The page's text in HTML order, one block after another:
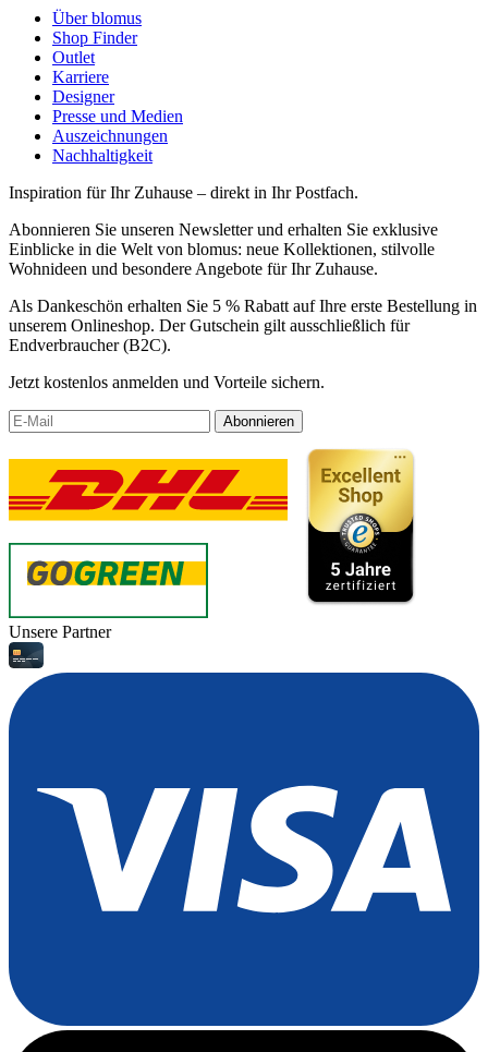
Über blomus
Shop Finder
Outlet
Karriere
Designer
Presse und Medien
Auszeichnungen
Nachhaltigkeit
Inspiration für Ihr Zuhause – direkt in Ihr Postfach.
Abonnieren Sie unseren Newsletter und erhalten Sie exklusive
Einblicke in die Welt von blomus: neue Kollektionen, stilvolle
Wohnideen und besondere Angebote für Ihr Zuhause.
Als Dankeschön erhalten Sie 5 % Rabatt auf Ihre erste Bestellung in
unserem Onlineshop. Der Gutschein gilt ausschließlich für
Endverbraucher (B2C).
Jetzt kostenlos anmelden und Vorteile sichern.
Abonnieren
Unsere Partner